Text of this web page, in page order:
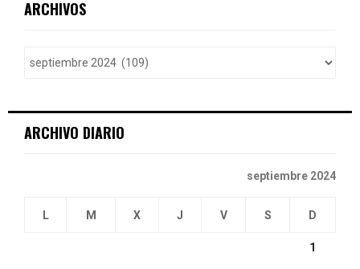
h
ARCHIVOS
ARCHIVO DIARIO
septiembre 2024
L M X J V S D
1